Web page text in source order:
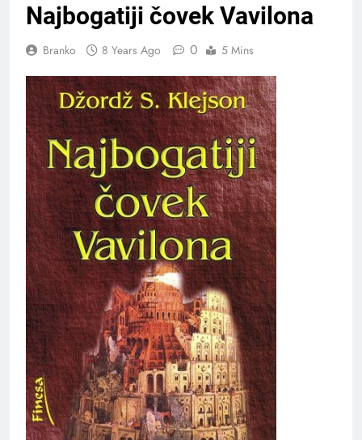
Najbogatiji čovek Vavilona
Branko 8 Years Ago 0 5 Mins